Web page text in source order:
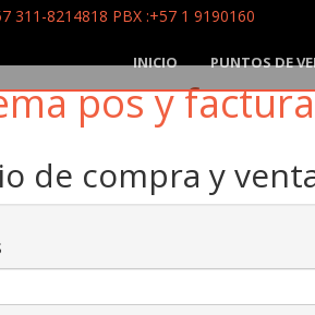
311-8214818 PBX :+57 1 9190160
INICIO PUNTOS DE
pos y
de compra y